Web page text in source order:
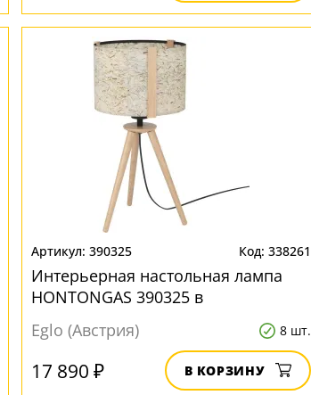
390325 338261
Интерьерная настольная лампа
HONTONGAS 390325 в
скандинавском стиле
Eglo (Австрия) 8 шт.
17 890 ₽ В КОРЗИНУ